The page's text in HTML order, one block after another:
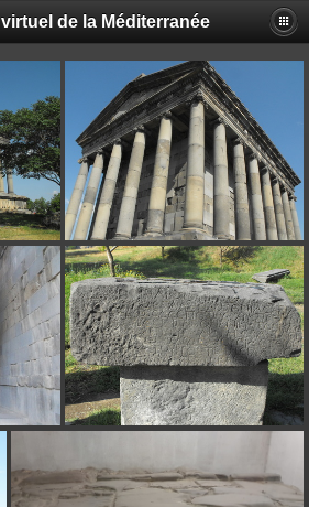
de la Méditerranée